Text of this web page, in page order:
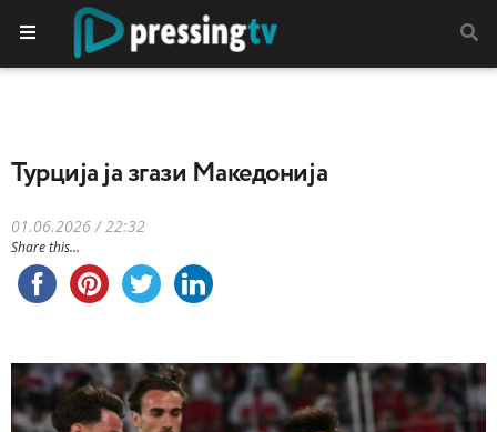
Турција ја згази Македонија
01.06.2026 / 22:32
Share this...